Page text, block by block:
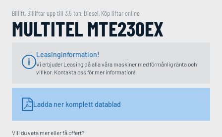
Billift, Billiftar upp till 3,5 ton, Diesel, Köp liftar online
MULTITEL MTE230EX
Leasinginformation!
Vi erbjuder Leasing på alla våra maskiner med förmånlig ränta och
villkor. Kontakta oss för mer information!
Ladda ner komplett datablad
Vill du veta mer eller få offert?